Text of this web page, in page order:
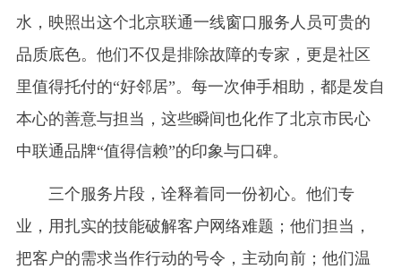
水，映照出这个北京联通一线窗口服务人员可贵的
品质底色。他们不仅是排除故障的专家，更是社区
里值得托付的“好邻居”。每一次伸手相助，都是发自
本心的善意与担当，这些瞬间也化作了北京市民心
中联通品牌“值得信赖”的印象与口碑。
三个服务片段，诠释着同一份初心。他们专
业，用扎实的技能破解客户网络难题；他们担当，
把客户的需求当作行动的号令，主动向前；他们温